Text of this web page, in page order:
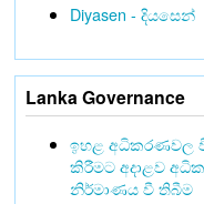
Diyasen - දියසෙන්
Lanka Governance
ඉහළ අධිකරණවල
කිරීමට අදාළව
නිර්මාණය වී තිබීම